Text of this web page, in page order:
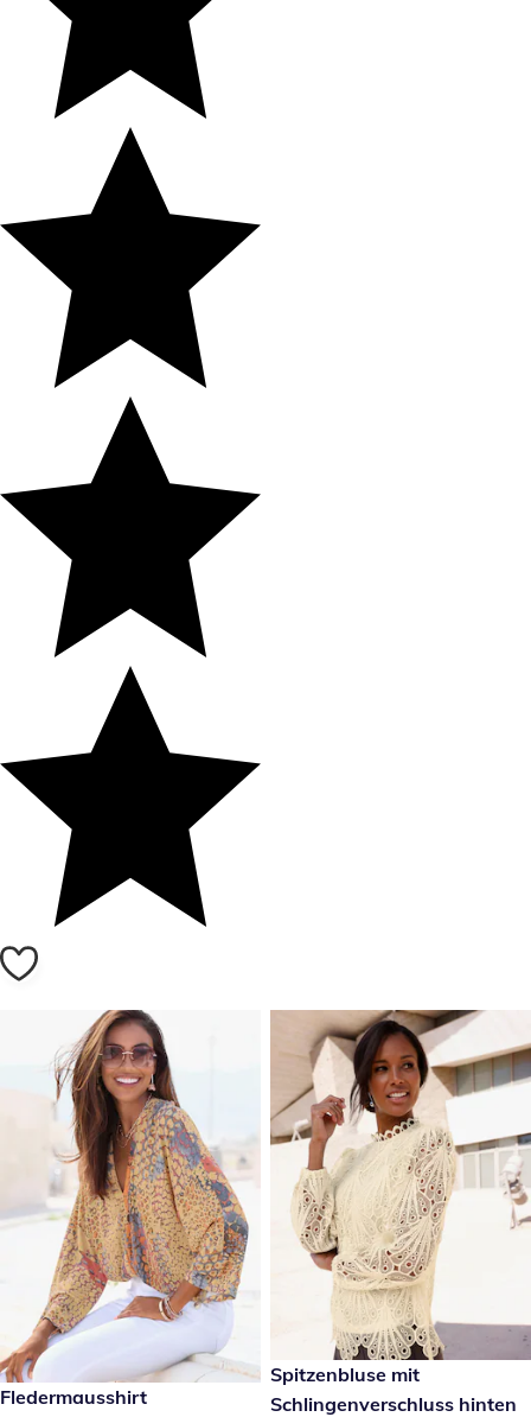
reduzierter Preis € 29,99, vorheriger Preis: € 39,99
- 25 %
Fledermausshirt
€ 79,99
Spitzenbluse mit
Schlingenverschluss hinten